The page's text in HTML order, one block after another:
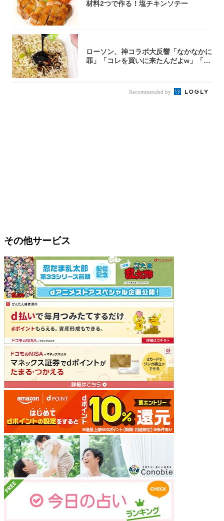
材料2つで作る！塩チキンソテー
ローソン、神コラボ大反響「なかなかに
罪」「コレを買いに来たんだよw」「３
Recommended by
その他サービス